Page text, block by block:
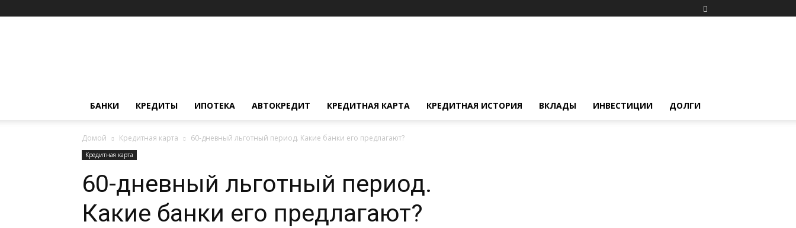
БАНКИ КРЕДИТЫ ИПОТЕКА АВТОКРЕДИТ КРЕДИТНАЯ КАРТА КРЕДИТНАЯ ИСТОРИЯ ВКЛАДЫ ИНВЕСТИЦИИ ДОЛГИ
Домой Кредитная карта 60-дневный льготный период. Какие банки его предлагают?
Кредитная карта
60-дневный льготный период.
Какие банки его предлагают?